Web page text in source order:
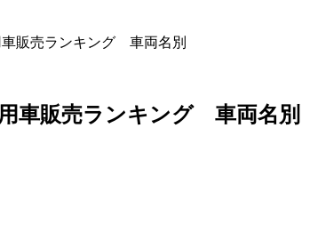
車販売ランキング 車両名別
車販売ランキング 車両名別